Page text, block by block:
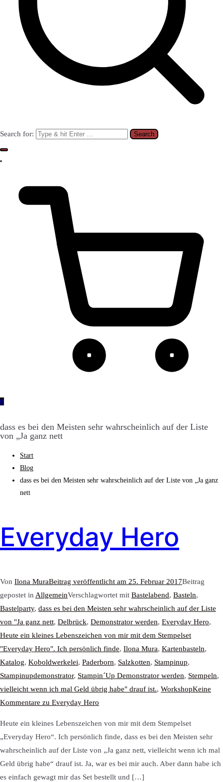
Search for:
0
dass es bei den Meisten sehr wahrscheinlich auf der Liste
von „Ja ganz nett
Start
Blog
dass es bei den Meisten sehr wahrscheinlich auf der Liste von „Ja ganz
nett
Everyday Hero
Von Ilona MuraBeitrag veröffentlicht am 25. Februar 2017Beitrag
gepostet in AllgemeinVerschlagwortet mit Bastelabend, Basteln,
Bastelparty, dass es bei den Meisten sehr wahrscheinlich auf der Liste
von "Ja ganz nett, Delbrück, Demonstrator werden, Everyday Hero,
Heute ein kleines Lebenszeichen von mir mit dem Stempelset
"Everyday Hero". Ich persönlich finde, Ilona Mura, Kartenbasteln,
Katalog, Koboldwerkelei, Paderborn, Salzkotten, Stampinup,
Stampinupdemonstrator, Stampin´Up Demonstrator werden, Stempeln,
vielleicht wenn ich mal Geld übrig habe" drauf ist., WorkshopKeine
Kommentare zu Everyday Hero
Heute ein kleines Lebenszeichen von mir mit dem Stempelset
„Everyday Hero“. Ich persönlich finde, dass es bei den Meisten sehr
wahrscheinlich auf der Liste von „Ja ganz nett, vielleicht wenn ich mal
Geld übrig habe“ drauf ist. Ja, war es bei mir auch. Aber dann habe ich
es einfach gewagt mir das Set bestellt und […]